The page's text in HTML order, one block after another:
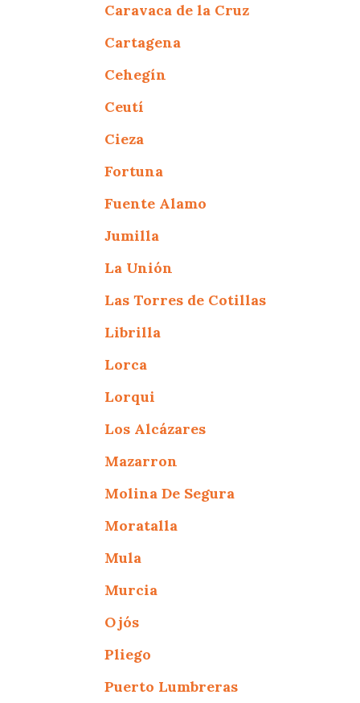
Caravaca de la Cruz
Cartagena
Cehegín
Ceutí
Cieza
Fortuna
Fuente Alamo
Jumilla
La Unión
Las Torres de Cotillas
Librilla
Lorca
Lorqui
Los Alcázares
Mazarron
Molina De Segura
Moratalla
Mula
Murcia
Ojós
Pliego
Puerto Lumbreras